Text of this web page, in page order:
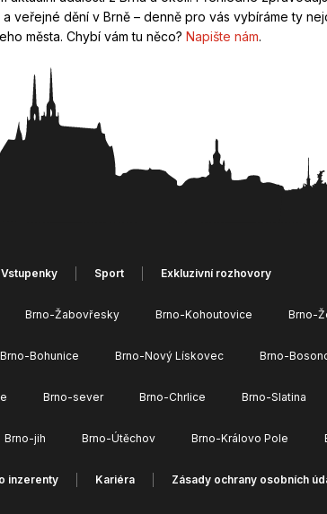
veřejné dění v Brně – denně pro vás vybíráme ty
města. Chybí vám tu něco? Napište nám.
Vstupenky Sport Exkluzivní rozhovory
Brno-Žabovřesky Brno-Kohoutovice Brno-
Brno-Bohunice Brno-Nový Lískovec Brno-
Brno-sever Brno-Chrlice Brno-Slatina
Brno-jih Brno-Útěchov Brno-Královo Pole
inzerenty Kariéra Zásady ochrany osobních